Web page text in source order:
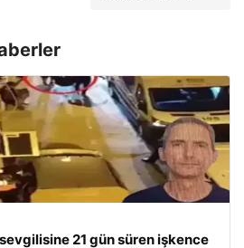
21 gün süren işkence